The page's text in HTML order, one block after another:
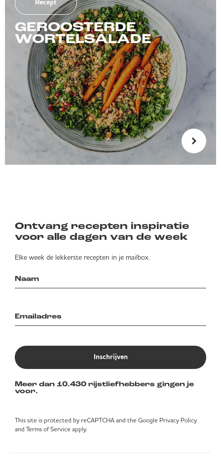
Recept
GEROOSTERDE
WORTELSALADE
Ontvang recepten inspiratie
voor alle dagen van de week
Elke week de lekkerste recepten in je mailbox.
Inschrijven
Meer dan 10.430 rijstliefhebbers gingen je
voor.
This site is protected by reCAPTCHA and the Google Privacy Policy
and Terms of Service apply.